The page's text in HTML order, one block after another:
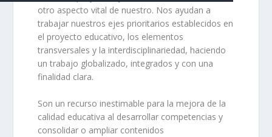
otro aspecto vital de nuestro. Nos ayudan a
trabajar nuestros ejes prioritarios establecidos en
el proyecto educativo, los elementos
transversales y la interdisciplinariedad, haciendo
un trabajo globalizado, integrados y con una
finalidad clara.
Son un recurso inestimable para la mejora de la
calidad educativa al desarrollar competencias y
consolidar o ampliar contenidos